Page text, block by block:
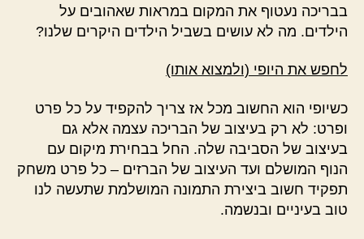
בבריכה נעטוף את המקום במראות שאהובים על
הילדים. מה לא עושים בשביל הילדים היקרים שלנו?
לחפש את היופי (ולמצוא אותו)
כשיופי הוא החשוב מכל אז צריך להקפיד על כל פרט
ופרט: לא רק בעיצוב של הבריכה עצמה אלא גם
בעיצוב של הסביבה שלה. החל בבחירת מיקום עם
הנוף המושלם ועד העיצוב של הברזים – כל פרט משחק
תפקיד חשוב ביצירת התמונה המושלמת שתעשה לנו
טוב בעיניים ובנשמה.